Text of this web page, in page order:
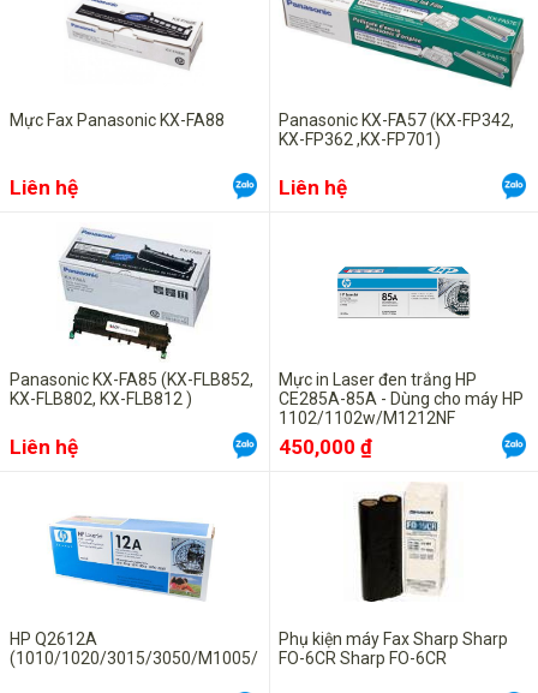
Mực Fax Panasonic KX-FA88
Liên hệ
Panasonic KX-FA57 (KX-FP342,
KX-FP362 ,KX-FP701)
Liên hệ
Panasonic KX-FA85 (KX-FLB852,
KX-FLB802, KX-FLB812 )
Liên hệ
Mực in Laser đen trắng HP
CE285A-85A - Dùng cho máy HP
1102/1102w/M1212NF
450,000 ₫
HP Q2612A
(1010/1020/3015/3050/M1005/1319F)
Phụ kiện máy Fax Sharp Sharp
FO-6CR Sharp FO-6CR